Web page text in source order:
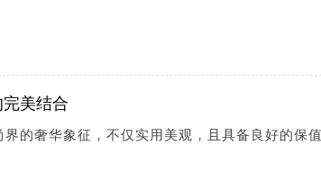
美结合
的奢华象征，不仅实用美观，且具备良好的保